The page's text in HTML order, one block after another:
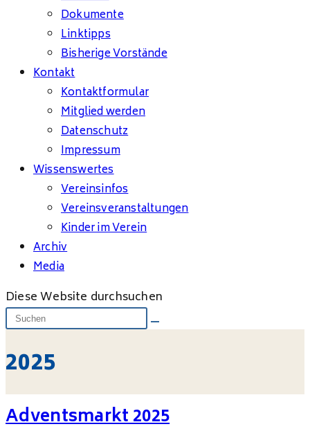
Dokumente
Linktipps
Bisherige Vorstände
Kontakt
Kontaktformular
Mitglied werden
Datenschutz
Impressum
Wissenswertes
Vereinsinfos
Vereinsveranstaltungen
Kinder im Verein
Archiv
Media
Diese Website durchsuchen
2025
Adventsmarkt 2025